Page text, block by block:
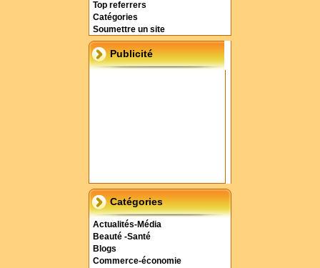
Top referrers
Catégories
Soumettre un site
Publicité
Catégories
Actualités-Média
Beauté -Santé
Blogs
Commerce-économie